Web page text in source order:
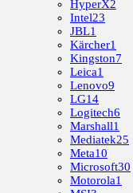
HyperX2
Intel23
JBL1
Kärcher1
Kingston7
Leica1
Lenovo9
LG14
Logitech6
Marshall1
Mediatek25
Meta10
Microsoft30
Motorola1